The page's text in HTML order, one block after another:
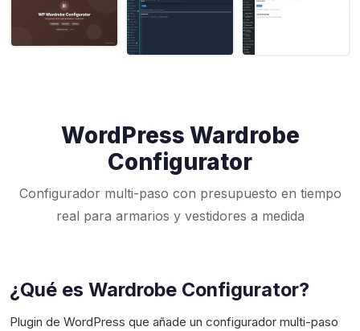
WordPress Wardrobe
Configurator
Configurador multi-paso con presupuesto en tiempo
real para armarios y vestidores a medida
¿Qué es Wardrobe Configurator?
Plugin de WordPress que añade un configurador multi-paso